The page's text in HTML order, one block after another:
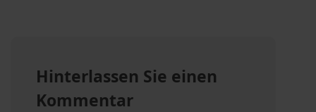
Hinterlassen Sie einen
Kommentar